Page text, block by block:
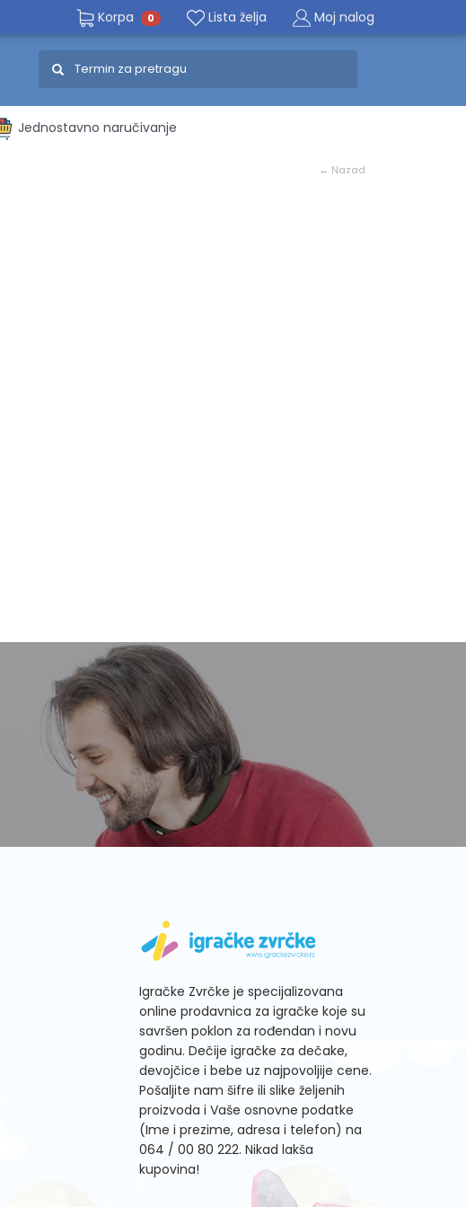
Korpa 0 Lista želja Moj nalog
Jednostavno naručivanje
← Nazad
Igračke Zvrčke je specijalizovana
online prodavnica za igračke koje su
savršen poklon za rođendan i novu
godinu. Dečije igračke za dečake,
devojčice i bebe uz najpovoljije cene.
Pošaljite nam šifre ili slike željenih
proizvoda i Vaše osnovne podatke
(Ime i prezime, adresa i telefon) na
064 / 00 80 222. Nikad lakša
kupovina!